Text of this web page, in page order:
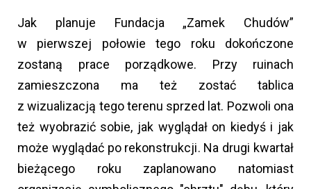
Jak planuje Fundacja „Zamek Chudów”
w pierwszej połowie tego roku dokończone
zostaną prace porządkowe. Przy ruinach
zamieszczona ma też zostać tablica
z wizualizacją tego terenu sprzed lat. Pozwoli ona
też wyobrazić sobie, jak wyglądał on kiedyś i jak
może wyglądać po rekonstrukcji. Na drugi kwartał
bieżącego roku zaplanowano natomiast